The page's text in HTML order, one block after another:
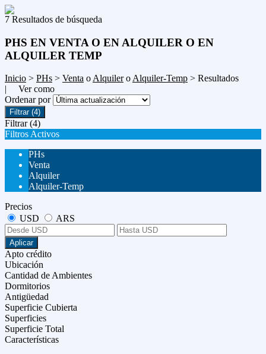
7 Resultados de búsqueda
PHS EN VENTA O EN ALQUILER O EN
ALQUILER TEMP
Inicio > PHs > Venta oAlquileroAlquiler-Temp > Resultados
| Ver como
Ordenar por
Filtrar (4)
Filtrar (4)
Filtros Activos
PHs
Venta
Alquiler
Alquiler-Temp
Precios
USD
ARS
Aplicar
Apto crédito
Ubicación
Cantidad de Ambientes
Dormitorios
Antigüedad
Superficie Cubierta
Superficies
Superficie Total
Características